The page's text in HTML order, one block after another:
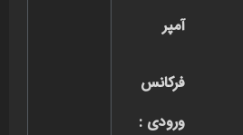
آمپر
فرکانس
ورودی :